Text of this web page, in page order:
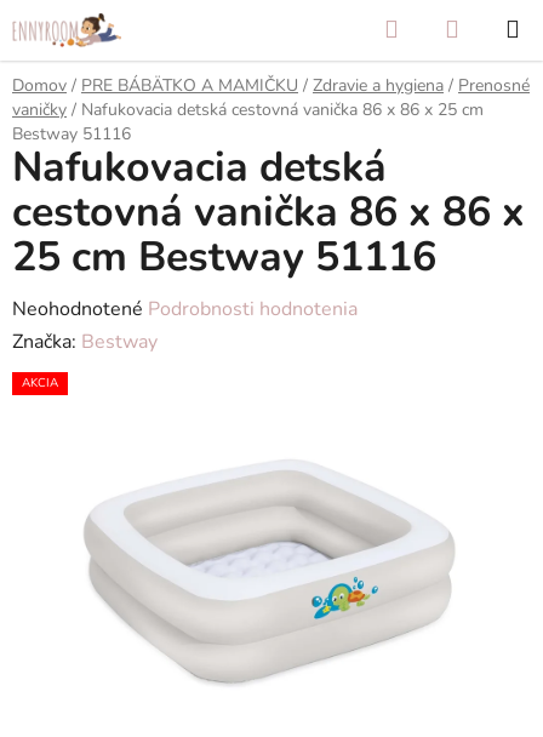
na
obsah
Hľadať
KOŠÍK
Domov / PRE BÁBÄTKO A MAMIČKU / Zdravie a hygiena / Prenosné
vaničky / Nafukovacia detská cestovná vanička 86 x 86 x 25 cm
Bestway 51116
Nafukovacia detská
cestovná vanička 86 x 86 x
25 cm Bestway 51116
Priemerné
hodnotenie
produktu
hviezdičiek.
Neohodnotené Podrobnosti hodnotenia
Značka: Bestway
AKCIA